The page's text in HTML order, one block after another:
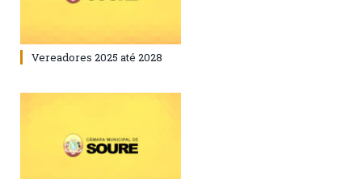
Vereadores 2025 até 2028